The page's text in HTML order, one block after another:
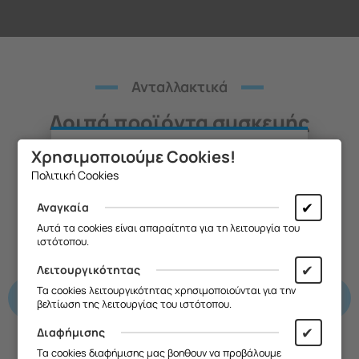
Ανταλλακτικά
Λοιπά προϊόντα συσκευής
ΕΛΑΣΤΙΚΟ
ΜΕΤΩΠΗΣ
ΛΑΒΗ ΦΟΥΡΝAKI
DAVO FUTURA
Χρησιμοποιούμε Cookies!
Πολιτική Cookies
Αναγκαία ✔
Αυτά τα cookies είναι απαραίτητα για τη λειτουργία του
ιστότοπου.
Λειτουργικότητας ✔
Τα cookies λειτουργικότητας χρησιμοποιούνται για την
βελτίωση της λειτουργίας του ιστότοπου.
Διαφήμισης ✔
Τα cookies διαφήμισης μας βοηθουν να προβάλουμε
Θα θέλαμε να σας ενημερώσουμε ότι
κλειστή από13/08 έως και 18/08,
Σας ευχαριστούμε για την
κατανόηση και σας ευχόμαστε καλό
Θα θέλαμε να σας ενημερώσουμε ότι
η επιχείρησή μας θα παραμείνει